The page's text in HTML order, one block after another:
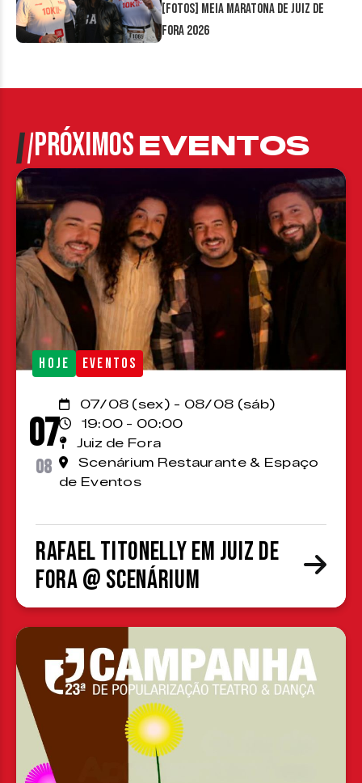
[FOTOS] Meia Maratona de Juiz de
Fora 2026
PRÓXIMOSEVENTOS
HOJE EVENTOS
07
08
07/08 (sex) - 08/08 (sáb)
19:00 - 00:00
Juiz de Fora
Scenárium Restaurante & Espaço
de Eventos
Rafael Titonelly em Juiz de
Fora @ Scenárium